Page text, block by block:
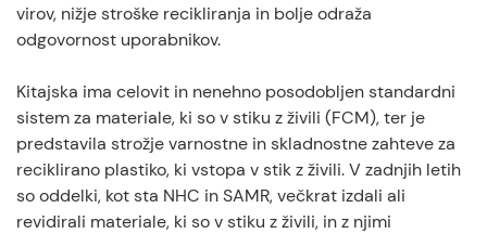
virov, nižje stroške recikliranja in bolje odraža
odgovornost uporabnikov.
Kitajska ima celovit in nenehno posodobljen standardni
sistem za materiale, ki so v stiku z živili (FCM), ter je
predstavila strožje varnostne in skladnostne zahteve za
reciklirano plastiko, ki vstopa v stik z živili. V zadnjih letih
so oddelki, kot sta NHC in SAMR, večkrat izdali ali
revidirali materiale, ki so v stiku z živili, in z njimi